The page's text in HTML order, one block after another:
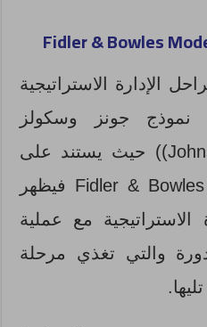
Fidler & Bowles
الإدارة الاستراتيجية
جونز وسكولز
Johnson & Scholes, 1993)) حيث يستند على
النموذج المشترك ل ـ Fidler & Bowles فيظهر
الاستراتيجية مع عملية
والتي تغذي مرحلة